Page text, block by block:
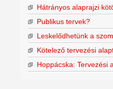
Hátrányos alaprajzi
Publikus tervek?
Leskelődhetünk a
Kötelező tervezési
Hoppácska: Tervezési